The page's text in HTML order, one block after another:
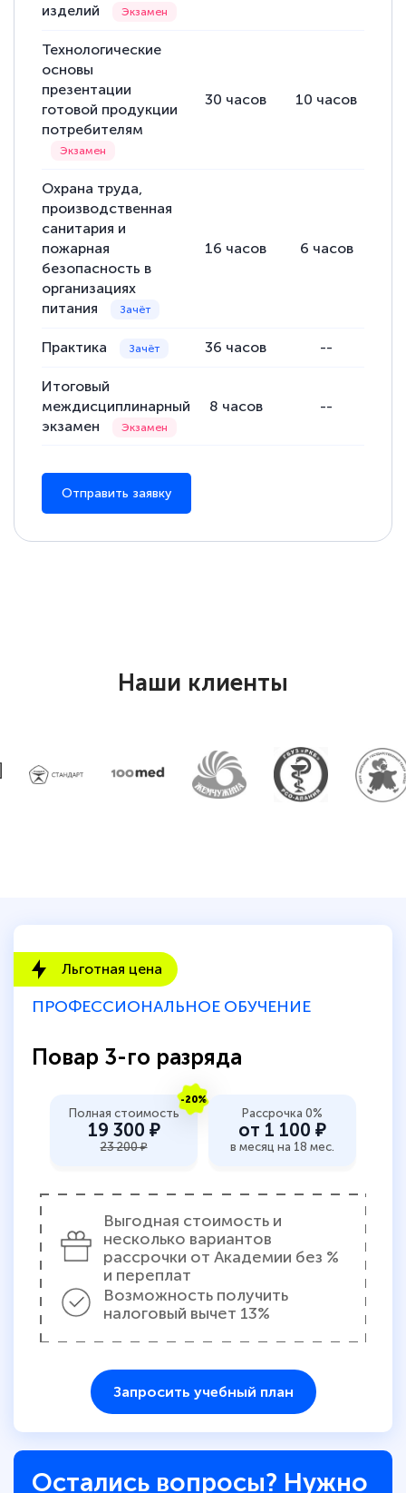
изделий
Технологические
основы
презентации
готовой продукции
потребителям
30 часов 10 часов
Охрана труда,
производственная
санитария и
пожарная
безопасность в
организациях
питания
16 часов 6 часов
Практика 36 часов --
Итоговый
междисциплинарный
экзамен
8 часов --
Отправить заявку
Наши клиенты
Льготная цена
ПРОФЕССИОНАЛЬНОЕ ОБУЧЕНИЕ
Повар 3-го разряда
-20%
Полная стоимость
19 300 ₽
23 200 ₽
Рассрочка 0%
от 1 100 ₽
в месяц на 18 мес.
Выгодная стоимость и
несколько вариантов
рассрочки от Академии без %
и переплат
Возможность получить
налоговый вычет 13%
Запросить учебный план
Остались вопросы? Нужно